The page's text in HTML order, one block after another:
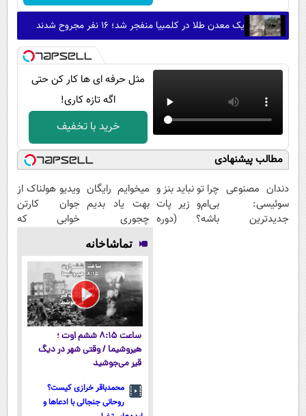
یک معدن طلا در کلمبیا منفجر شد؛ ۱۶ نفر مجروح شدند
مثل حرفه ای ها کار کن حتی
اگه تازه کاری!
خرید با تخفیف
مطالب پیشنهادی
دندان مصنوعی
سوئیسی:
جدیدترین
چرا تو نباید بنز و
بی‌ام‌و زیر پات
باشه؟ (دوره
میخوایم رایگان
بهت یاد بدیم
چجوری
پولدارشی! باور
نداری امتحانش
مجانیه
ویدیو هولناک از
جوان کارتن
خوابی که
تماشاخانه
ساعت ۸:۱۵ ششم اوت ؛
هیروشیما / وقتی شهر در دیگ
قیر می‌جوشید
محمدباقر خرازی کیست؟
روحانی جنجالی با ادعاها و